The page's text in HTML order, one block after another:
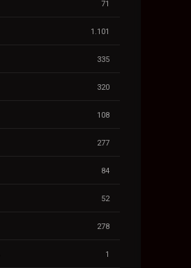
71
1.101
335
320
108
277
84
52
278
1